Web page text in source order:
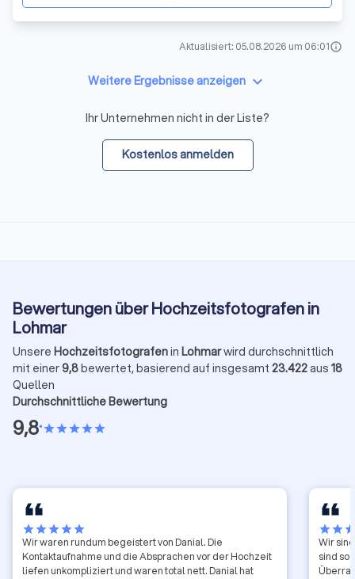
Aktualisiert: 05.08.2026 um 06:01info
Weitere Ergebnisse anzeigen keyboard_arrow_down
Ihr Unternehmen nicht in der Liste?
Kostenlos anmelden
Bewertungen über Hochzeitsfotografen in
Lohmar
Unsere Hochzeitsfotografenin Lohmarwird durchschnittlich
mit einer9,8bewertet, basierend auf insgesamt 23.422aus 18
Quellen
Durchschnittliche Bewertung
9,8•starstarstarstarstar
starstarstarstarstar
Wir waren rundum begeistert von Danial. Die
Kontaktaufnahme und die Absprachen vor der Hochzeit
liefen unkompliziert und waren total nett. Danial hat
starstar
Wir
sind so